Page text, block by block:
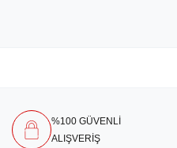
%100 GÜVENLİ
ALIŞVERİŞ